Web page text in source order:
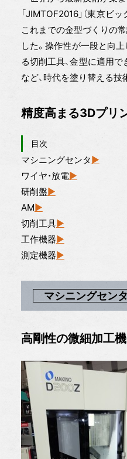
「JIMTOF2016」（東京ビ
これまでの金型づくりの
した。操作性が一段と向
る切削工具、金型に適用
など、時代を塗り替える技
精度高まる3Dプリ
目次
マシニングセンタ▶︎
ワイヤ・放電▶︎
研削盤▶︎
AM▶︎
切削工具▶︎
工作機器▶︎
測定機器▶︎
マシニングセン
高剛性の微細加工機